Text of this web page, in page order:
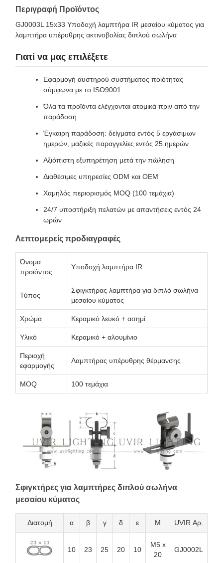
Περιγραφή Προϊόντος
GJ0003L 15x33 Υποδοχή λαμπτήρα IR μεσαίου κύματος για
λαμπτήρα υπέρυθρης ακτινοβολίας διπλού σωλήνα
Γιατί να μας επιλέξετε
Εφαρμογή αυστηρού συστήματος ποιότητας
σύμφωνα με το ISO9001
Όλα τα προϊόντα ελέγχονται ατομικά πριν από την
παράδοση
Έγκαιρη παράδοση: δείγματα εντός 5 εργάσιμων
ημερών, μαζικές παραγγελίες εντός 25 ημερών
Αξιόπιστη εξυπηρέτηση μετά την πώληση
Διαθέσιμες υπηρεσίες ODM και OEM
Χαμηλός περιορισμός MOQ (100 τεμάχια)
24/7 υποστήριξη πελατών με απαντήσεις εντός 24
ωρών
Λεπτομερείς προδιαγραφές
Όνομα
προϊόντος
Υποδοχή λαμπτήρα IR
Τύπος
Σφιγκτήρας λαμπτήρα για διπλό σωλήνα
μεσαίου κύματος
Χρώμα Κεραμικό λευκό + ασημί
Υλικό Κεραμικό + αλουμίνιο
Περιοχή
εφαρμογής
Λαμπτήρας υπέρυθρης θέρμανσης
MOQ 100 τεμάχια
Σφιγκτήρες για λαμπτήρες διπλού σωλήνα
μεσαίου κύματος
Διατομή α β γ δ ε Μ UVIR Αρ.
10 23 25 20 10
M5 x
20
GJ0002L